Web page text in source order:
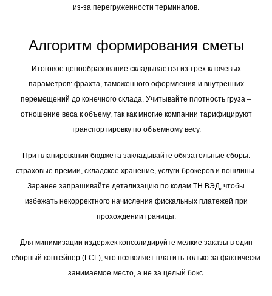
из-за перегруженности терминалов.
Алгоритм формирования сметы
Итоговое ценообразование складывается из трех ключевых
параметров: фрахта, таможенного оформления и внутренних
перемещений до конечного склада. Учитывайте плотность груза –
отношение веса к объему, так как многие компании тарифицируют
транспортировку по объемному весу.
При планировании бюджета закладывайте обязательные сборы:
страховые премии, складское хранение, услуги брокеров и пошлины.
Заранее запрашивайте детализацию по кодам ТН ВЭД, чтобы
избежать некорректного начисления фискальных платежей при
прохождении границы.
Для минимизации издержек консолидируйте мелкие заказы в один
сборный контейнер (LCL), что позволяет платить только за фактически
занимаемое место, а не за целый бокс.